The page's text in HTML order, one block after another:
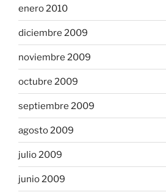
enero 2010
diciembre 2009
noviembre 2009
octubre 2009
septiembre 2009
agosto 2009
julio 2009
junio 2009